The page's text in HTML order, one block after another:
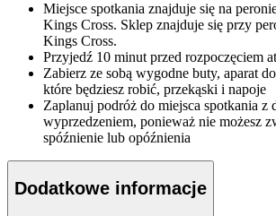
Miejsce spotkania znajduje się na
Kings Cross. Sklep znajduje się przy
Kings Cross.
Przyjedź 10 minut przed rozpoczęciem
Zabierz ze sobą wygodne buty, aparat
które będziesz robić, przekąski i napoje
Zaplanuj podróż do miejsca spotkania z
wyprzedzeniem, ponieważ nie możesz
spóźnienie lub opóźnienia
Dodatkowe informacje